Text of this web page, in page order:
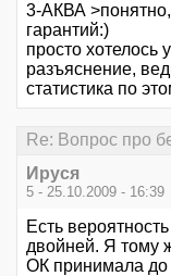
3-АКВА
гарантий:)
просто хотелось
разъяснение,
статистика по
Re: Вопрос про
Ируся
5 - 25.10.2009 - 16:39
Есть
двойней. Я тому
ОК принимала до